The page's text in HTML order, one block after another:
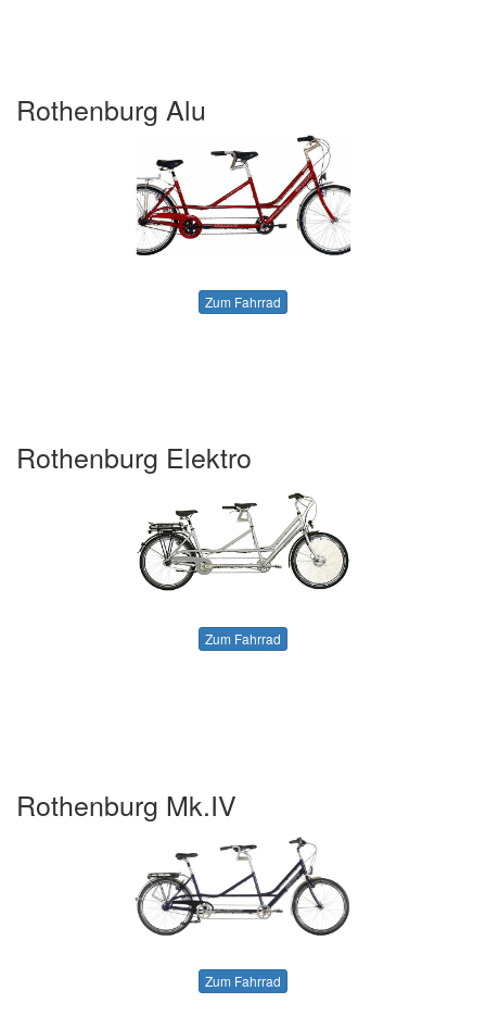
Rothenburg Alu
Zum Fahrrad
Rothenburg Elektro
Zum Fahrrad
Rothenburg Mk.IV
Zum Fahrrad